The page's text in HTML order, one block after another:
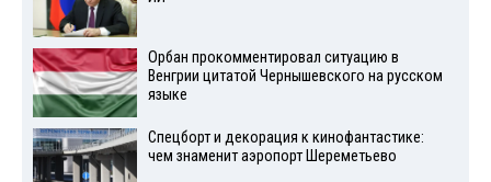
Орбан прокомментировал ситуацию в
Венгрии цитатой Чернышевского на русском
языке
Спецборт и декорация к кинофантастике:
чем знаменит аэропорт Шереметьево